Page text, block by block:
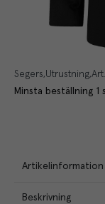
Segers Utrustning
Minsta beställning 1
Artikelinformation
Beskrivning